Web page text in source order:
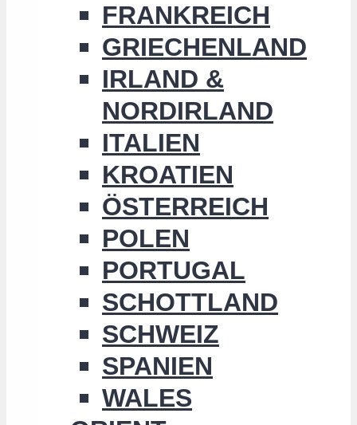
FRANKREICH
GRIECHENLAND
IRLAND &
NORDIRLAND
ITALIEN
KROATIEN
ÖSTERREICH
POLEN
PORTUGAL
SCHOTTLAND
SCHWEIZ
SPANIEN
WALES